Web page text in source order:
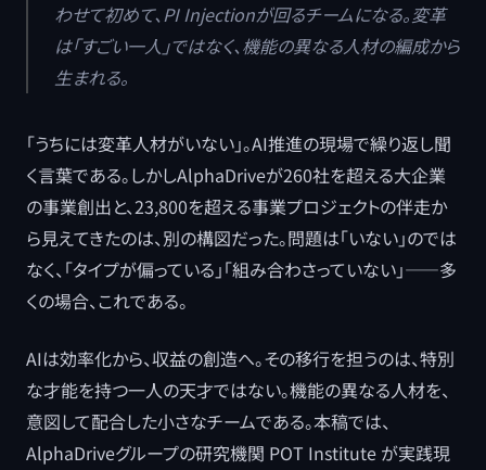
わせて初めて、PI Injectionが回るチームになる。変革
は「すごい一人」ではなく、機能の異なる人材の編成から
生まれる。
「うちには変革人材がいない」。AI推進の現場で繰り返し聞
く言葉である。しかしAlphaDriveが260社を超える大企業
の事業創出と、23,800を超える事業プロジェクトの伴走か
ら見えてきたのは、別の構図だった。問題は「いない」のでは
なく、「タイプが偏っている」「組み合わさっていない」——多
くの場合、これである。
AIは効率化から、収益の創造へ。その移行を担うのは、特別
な才能を持つ一人の天才ではない。機能の異なる人材を、
意図して配合した小さなチームである。本稿では、
AlphaDriveグループの研究機関 POT Institute が実践現